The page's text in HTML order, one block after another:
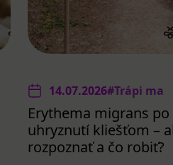
14.07.2026#Trápi ma
Erythema migrans po
uhryznutí kliešťom –
rozpoznať a čo robiť?